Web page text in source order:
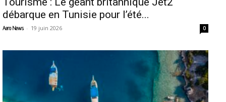
débarque en Tunisie pour l’été...
Aero News - 19 juin 2026 0